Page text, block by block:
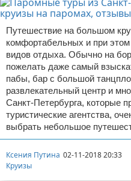
Разное про отдых
Путешествие на большом
комфортабельных и при
видов отдыха. Обычно на
пожелать даже самый
пабы, бар с большой
развлекательный центр и
Санкт-Петербурга, которые
туристические агентства,
выбрать небольшое
Ксения Путина 02-11-2018 20:33
Круизы